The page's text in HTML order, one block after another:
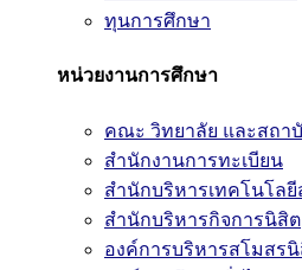
ทุนการศึกษา
หน่วยงานการศึกษา
คณะ วิทยาลัย และสถา
สำนักงานการทะเบียน
สำนักบริหารเทคโนโลยี
สำนักบริหารกิจการนิสิต
องค์การบริหารสโมสร